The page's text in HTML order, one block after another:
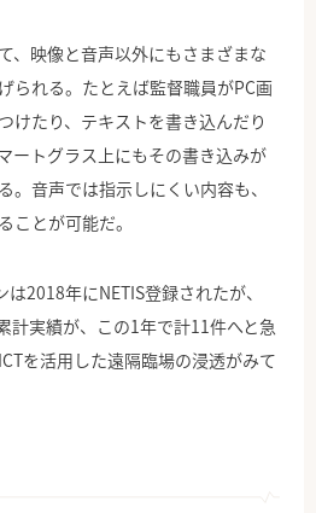
、映像と音声以外にもさまざまな
られる。たとえば監督職員がPC画
けたり、テキストを書き込んだり
ートグラス上にもその書き込みが
。音声では指示しにくい内容も、
ことが可能だ。
2018年にNETIS登録されたが、
計実績が、この1年で計11件へと急
を活用した遠隔臨場の浸透がみて